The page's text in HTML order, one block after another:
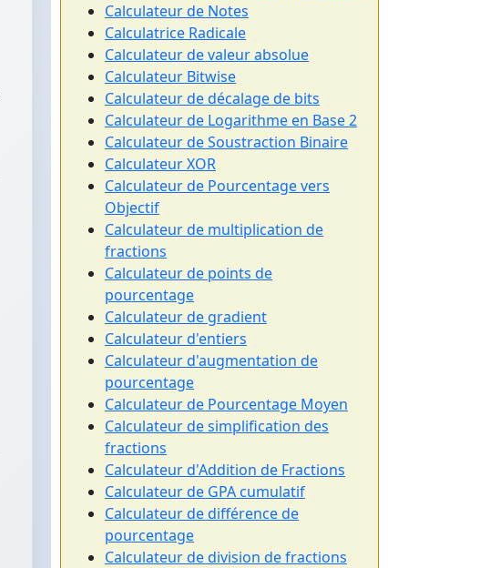
Calculateur de Notes
Calculatrice Radicale
Calculateur de valeur absolue
Calculateur Bitwise
Calculateur de décalage de bits
Calculateur de Logarithme en Base 2
Calculateur de Soustraction Binaire
Calculateur XOR
Calculateur de Pourcentage vers
Objectif
Calculateur de multiplication de
fractions
Calculateur de points de
pourcentage
Calculateur de gradient
Calculateur d'entiers
Calculateur d'augmentation de
pourcentage
Calculateur de Pourcentage Moyen
Calculateur de simplification des
fractions
Calculateur d'Addition de Fractions
Calculateur de GPA cumulatif
Calculateur de différence de
pourcentage
Calculateur de division de fractions